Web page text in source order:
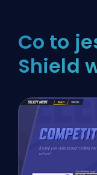
Co to
Shield